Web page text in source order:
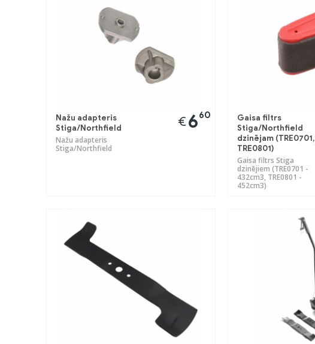
Nažu adapteris
Stiga/Northfield
Nažu adapteris
Stiga/Northfield
€660
Gaisa filtrs
Stiga/Northfield
dzinējam (TRE0701,
TRE0801)
Gaisa filtrs Stiga
dzinējiem (TRE0701 -
432cm3, TRE0801 -
452cm3)